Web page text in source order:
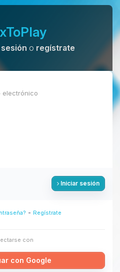
o regístrate
Iniciar sesión
- Regístrate
con
con Google